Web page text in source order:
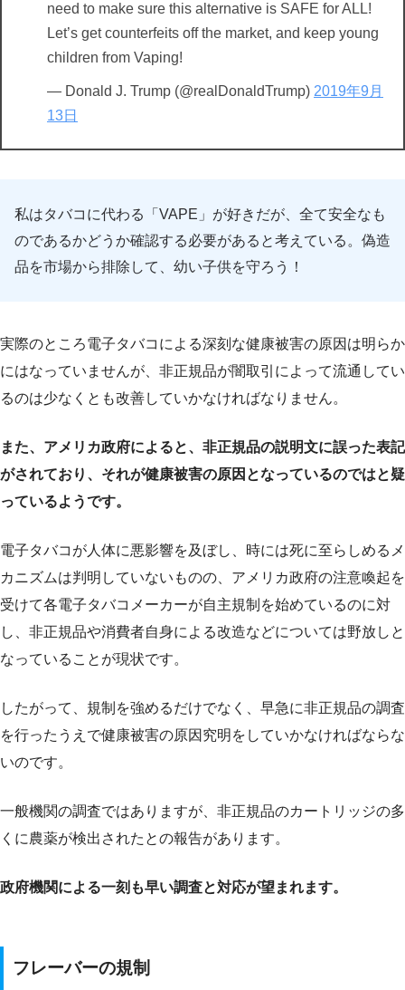
need to make sure this alternative is SAFE for ALL!
Let’s get counterfeits off the market, and keep young
children from Vaping!
— Donald J. Trump (@realDonaldTrump) 2019年9月
13日
私はタバコに代わる「VAPE」が好きだが、全て安全なも
のであるかどうか確認する必要があると考えている。偽造
品を市場から排除して、幼い子供を守ろう！
実際のところ電子タバコによる深刻な健康被害の原因は明らか
にはなっていませんが、非正規品が闇取引によって流通してい
るのは少なくとも改善していかなければなりません。
また、アメリカ政府によると、非正規品の説明文に誤った表記
がされており、それが健康被害の原因となっているのではと疑
っているようです。
電子タバコが人体に悪影響を及ぼし、時には死に至らしめるメ
カニズムは判明していないものの、アメリカ政府の注意喚起を
受けて各電子タバコメーカーが自主規制を始めているのに対
し、非正規品や消費者自身による改造などについては野放しと
なっていることが現状です。
したがって、規制を強めるだけでなく、早急に非正規品の調査
を行ったうえで健康被害の原因究明をしていかなければならな
いのです。
一般機関の調査ではありますが、非正規品のカートリッジの多
くに農薬が検出されたとの報告があります。
政府機関による一刻も早い調査と対応が望まれます。
フレーバーの規制